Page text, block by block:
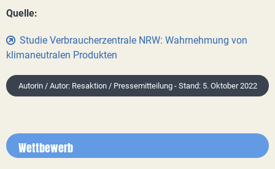
Quelle:
Studie Verbraucherzentrale NRW: Wahrnehmung von
klimaneutralen Produkten
Autorin / Autor: Resaktion / Pressemitteilung - Stand: 5. Oktober 2022
Wettbewerb